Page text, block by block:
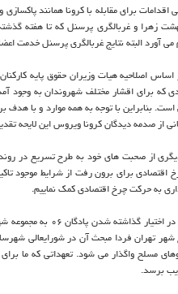
اقدامات برای مقابله با کرونا همانند
می آورد البته نتایج غربالگری پرسنل خدمت
که برای اقشار مختلف شهروندان به وجود
است. بنابراین با توجه به همه موارد و
از صدمه دیدگان کرونا ویروس این لایحه
از صحبت های خود به طرح تسریع در
برای برون رفت از شرایط موجود
به حرکت چرخ اقتصادی کمک نماییم.
مسلح واگذار می شود. تعهداتی که ما
برسد.